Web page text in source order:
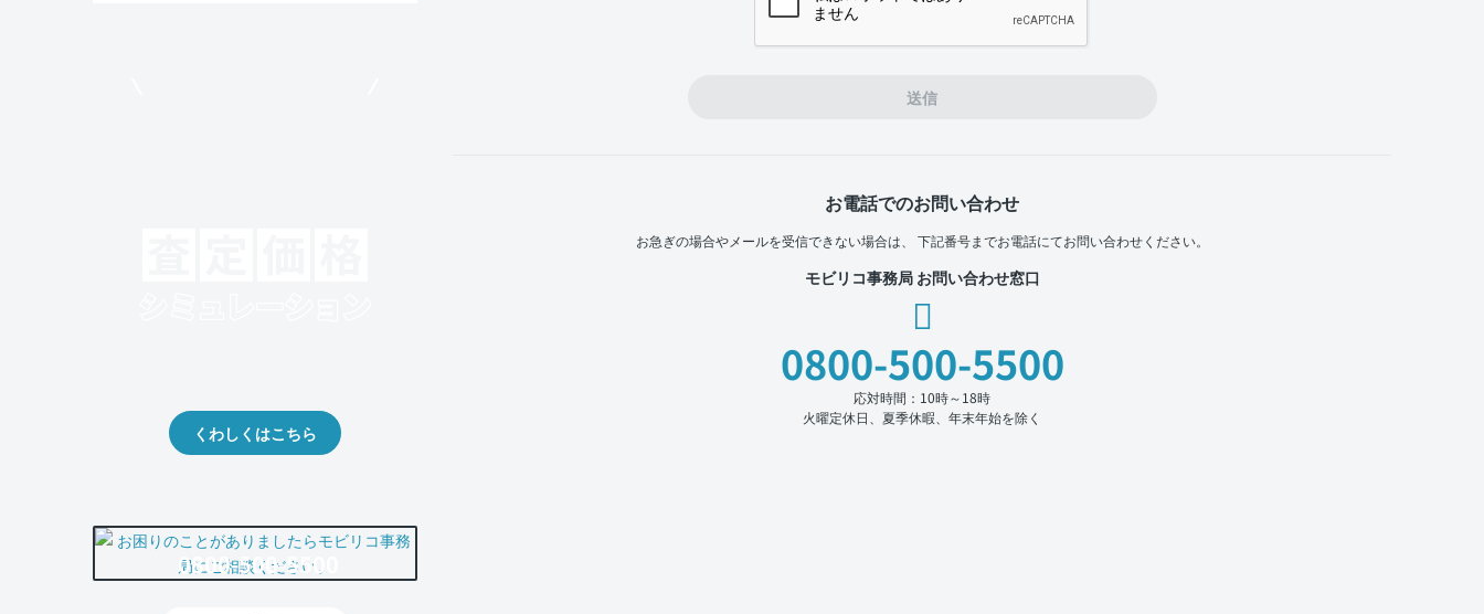
送信
お電話でのお問い合わせ
お急ぎの場合やメールを受信できない場合は、 下記番号までお電話にてお問い合わせください。
モビリコ事務局 お問い合わせ窓口
0800-500-5500
応対時間：10時～18時
火曜定休日、夏季休暇、年末年始を除く
くわしくはこちら
0800-500-5500